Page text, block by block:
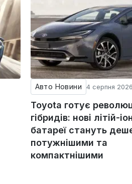
Авто Новини 4 серпня 2026
Toyota готує
гібридів: нові літій-
батареї стануть
потужнішими та
компактнішими